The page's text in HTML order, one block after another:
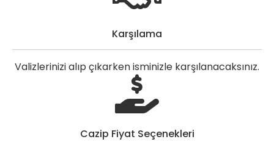
Karşılama
Valizlerinizi alıp çıkarken isminizle karşılanacaksınız.
Cazip Fiyat Seçenekleri